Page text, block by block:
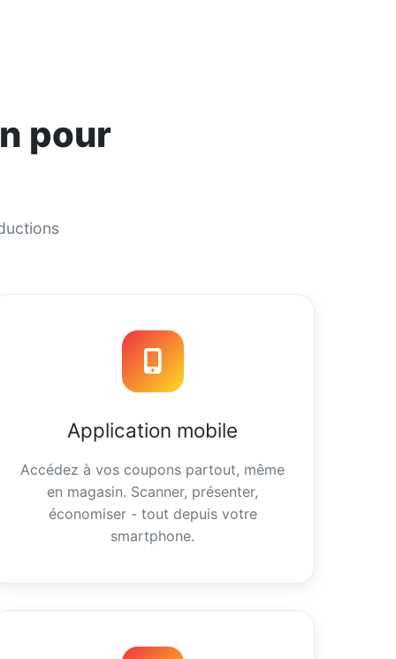
pour
Application mobile
Accédez à vos coupons partout, même
en magasin. Scanner, présenter,
économiser - tout depuis votre
smartphone.